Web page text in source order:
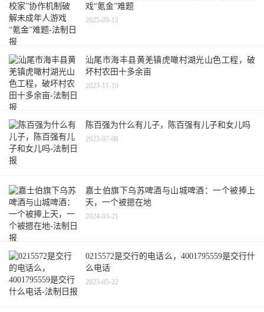
戏“氪金”难题
2025-09-12
汕尾市海丰县黄羌镇虎噉村湖光山色工程，破
坏村农田十多余亩
2023-11-10
陈百强为什么有儿子，陈百强有儿子和女儿吗
2023-07-08
嘉士伯旗下乌苏啤酒与山城啤酒：一个被捧上
天，一个被摁在地
2024-03-21
0215572是交行的电话么，4001795559是交行什
么电话
2023-05-22